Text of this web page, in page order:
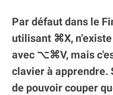
Par défaut dans le
utilisant ⌘X,
avec ⌥⌘V, mais
clavier à apprendre.
de pouvoir couper